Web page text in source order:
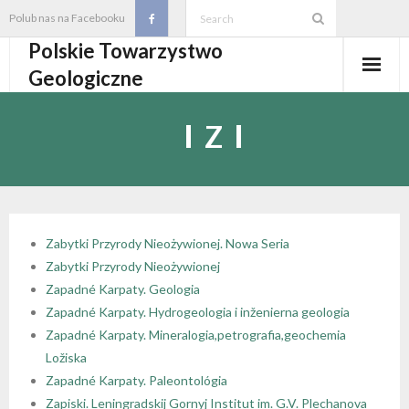
content
Polub nas na Facebooku
Polskie Towarzystwo
Geologiczne
- Historia
- Osobistości PTGeol
- Statut PTGeol i regulaminy
Oddziały, koła, sekcje
- - Oddział Gdański
- - Oddział Górnośląski
- Sekcje
- - Sekcja Badań Strukturalnych i Geozagrożeń
Wydarzenia
- Core Logging School COLOS
Członkostwo
Z
Zabytki Przyrody Nieożywionej. Nowa Seria
Zabytki Przyrody Nieożywionej
Zapadné Karpaty. Geologia
Zapadné Karpaty. Hydrogeologia i inženierna geologia
Zapadné Karpaty. Mineralogia,petrografia,geochemia
Ložiska
Zapadné Karpaty. Paleontológia
Zapiski. Leningradskij Gornyj Institut im. G.V. Plechanova